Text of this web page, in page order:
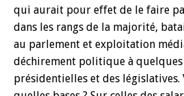
qui aurait pour effet de le faire
dans les rangs de la majorité,
au parlement et exploitation
déchirement politique à quelques
présidentielles et des